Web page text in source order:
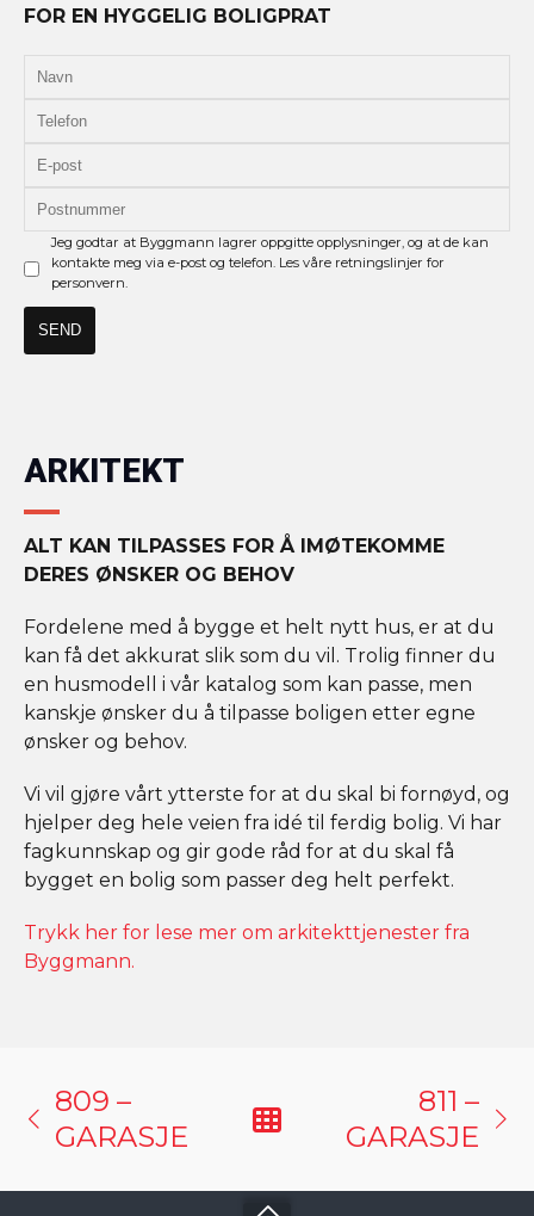
FOR EN HYGGELIG BOLIGPRAT
Jeg godtar at Byggmann lagrer oppgitte opplysninger, og at de kan
kontakte meg via e-post og telefon. Les våre retningslinjer for
personvern.
ARKITEKT
ALT KAN TILPASSES FOR Å IMØTEKOMME
DERES ØNSKER OG BEHOV
Fordelene med å bygge et helt nytt hus, er at du
kan få det akkurat slik som du vil. Trolig finner du
en husmodell i vår katalog som kan passe, men
kanskje ønsker du å tilpasse boligen etter egne
ønsker og behov.
Vi vil gjøre vårt ytterste for at du skal bi fornøyd, og
hjelper deg hele veien fra idé til ferdig bolig. Vi har
fagkunnskap og gir gode råd for at du skal få
bygget en bolig som passer deg helt perfekt.
Trykk her for lese mer om arkitekttjenester fra
Byggmann.
809 –
GARASJE
811 –
GARASJE